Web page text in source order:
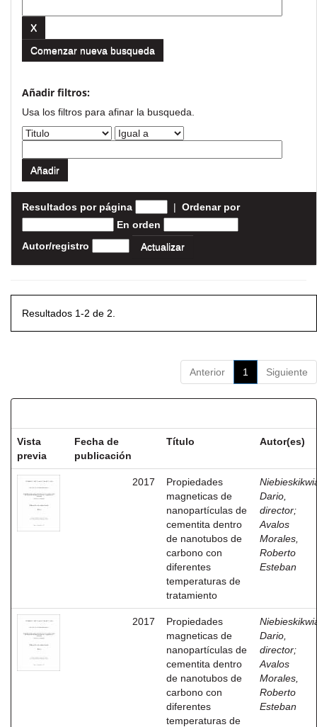
Comenzar nueva busqueda
Añadir filtros:
Usa los filtros para afinar la busqueda.
Resultados por página | Ordenar por
En orden
Autor/registro
Resultados 1-2 de 2.
Anterior 1 Siguiente
Vista
previa
Fecha de
publicación
Título Autor(es)
2017
Propiedades
magneticas de
nanopartículas de
cementita dentro
de nanotubos de
carbono con
diferentes
temperaturas de
tratamiento
Dario,
director;
Avalos
Morales,
Roberto
Esteban
2017
Propiedades
magneticas de
nanopartículas de
cementita dentro
de nanotubos de
carbono con
diferentes
temperaturas de
Dario,
director;
Avalos
Morales,
Roberto
Esteban